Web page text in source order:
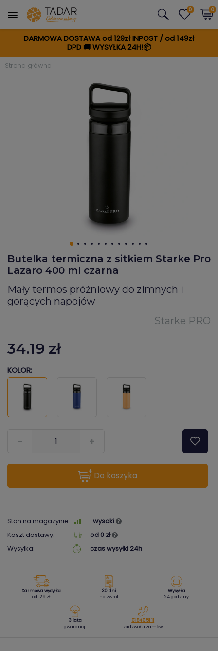
DARMOWA DOSTAWA od 129zł INPOST / od 149zł
DPD🚚WYSYŁKA 24H!📦
0 0
Strona główna
Butelka termiczna z sitkiem Starke Pro
Lazaro 400 ml czarna
Mały termos próżniowy do zimnych i
gorących napojów
34.19 zł
KOLOR:
do koszyka
Stan na magazynie:
wysoki
Koszt dostawy:
od 0 zł
Wysyłka:
czas wysyłki 24h
Darmowa wysyłka
od 129 zł
30 dni
na zwrot
Wysyłka
24 godziny
3 lata
gwarancji
61 846 51 11
zadzwoń i zamów